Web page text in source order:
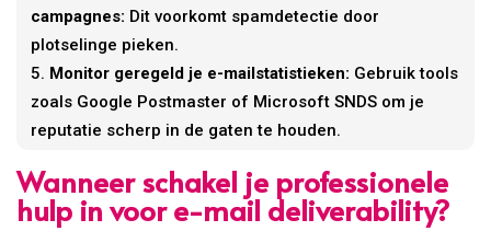
campagnes: Dit voorkomt spamdetectie door
plotselinge pieken.
Monitor geregeld je e-mailstatistieken: Gebruik tools
zoals Google Postmaster of Microsoft SNDS om je
reputatie scherp in de gaten te houden.
Wanneer schakel je professionele
hulp in voor e-mail deliverability?